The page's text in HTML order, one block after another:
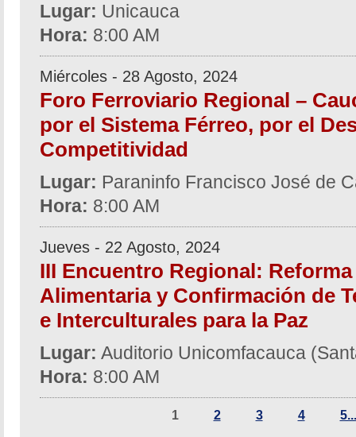
Lugar: Unicauca
Hora: 8:00 AM
Miércoles - 28 Agosto, 2024
Foro Ferroviario Regional –
por el Sistema Férreo, por el
Competitividad
Lugar: Paraninfo Francisco José de
Hora: 8:00 AM
Jueves - 22 Agosto, 2024
III Encuentro Regional:
Alimentaria y Confirmación de
e Interculturales para la Paz
Lugar: Auditorio Unicomfacauca
Hora: 8:00 AM
1 2 3 4 5...